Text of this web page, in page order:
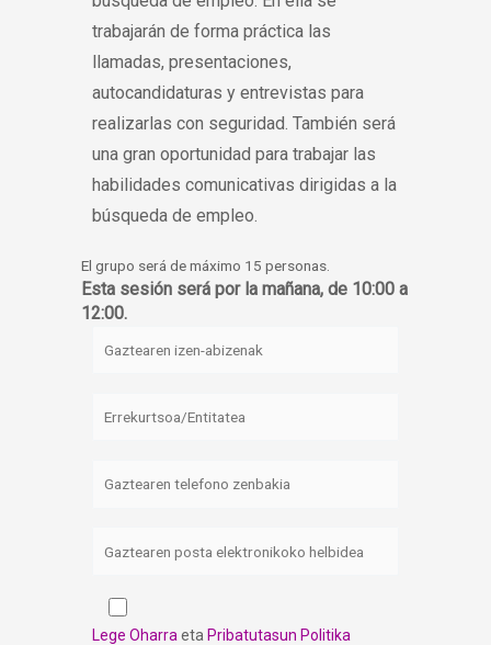
trabajarán de forma práctica las
llamadas, presentaciones,
autocandidaturas y entrevistas para
realizarlas con seguridad. También será
una gran oportunidad para trabajar las
habilidades comunicativas dirigidas a la
búsqueda de empleo.
El grupo será de máximo 15 personas.
Esta sesión será por la mañana, de 10:00 a
12:00.
Lege Oharra eta Pribatutasun Politika